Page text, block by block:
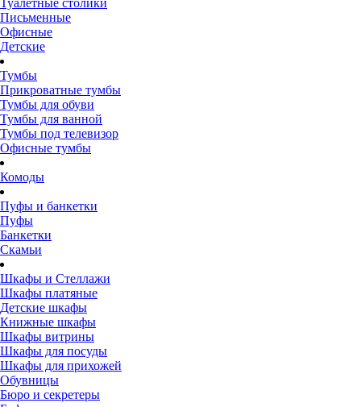
Туалетные столики
Письменные
Офисные
Детские
Тумбы
Прикроватные тумбы
Тумбы для обуви
Тумбы для ванной
Тумбы под телевизор
Офисные тумбы
Комоды
Пуфы и банкетки
Пуфы
Банкетки
Скамьи
Шкафы и Стеллажи
Шкафы платяные
Детские шкафы
Книжные шкафы
Шкафы витрины
Шкафы для посуды
Шкафы для прихожей
Обувницы
Бюро и секретеры